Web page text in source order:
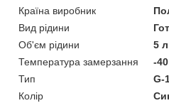
Країна виробник
Вид рідини
Об'єм рідини
5 л
Температура замерзання
-
Тип
G-
Колір